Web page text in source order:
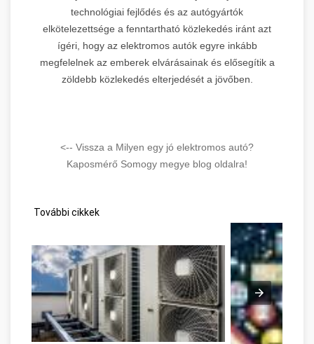
technológiai fejlődés és az autógyártók
elkötelezettsége a fenntartható közlekedés iránt azt
ígéri, hogy az elektromos autók egyre inkább
megfelelnek az emberek elvárásainak és elősegítik a
zöldebb közlekedés elterjedését a jövőben.
<-- Vissza a Milyen egy jó elektromos autó?
Kaposmérő Somogy megye blog oldalra!
További cikkek